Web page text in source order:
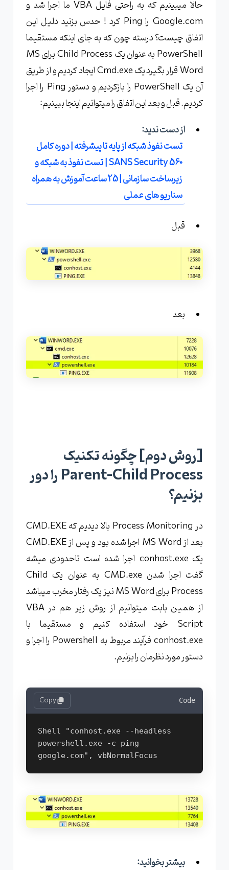
حالا میبینیم که به راحتی فایل VBA ما اجرا شد و
Google.com را Ping کرد ! حدس بزنید دلیل این
اتفاق چیست؟ درسته چون که به جای اینکه مستقیما
PowerShell به عنوان یک Child Process برای MS
Word قرار بگیرد یک Cmd.exe ایجاد کردیم و از طریق
آن یک PowerShell را بازکردیم و دستور Ping را اجرا
کردیم. قبل و بعد این اتفاق را میتوانیم اینجا ببینیم:
از دست ندید:
تست نفوذ شبکه از پایه تا پیشرفته | دوره کامل
SANS Security 560 | تست نفوذ به شبکه و
زیرساخت سازمانی | 25 ساعت آموزش به همراه
سناریو های عملی
قبل
بعد
[روش دوم] چگونه تکنیک
Parent-Child Process را دور
بزنیم؟
در Process Monitoring بالا دیدیم که CMD.EXE
بعد از MS Word اجرا شده بود و پس از CMD.EXE
یک‌ conhost.exe اجرا شده است تاحدودی میشه
گفت اجرا شدن CMD.exe به عنوان یک Child
Process برای MS Word نیز یک رفتار مخرب میباشد
از همین بابت میتوانیم از روش زیر هم در VBA
Script خود استفاده کنیم و مستقیما با
conhost.exe فرآیند مربوط به Powershell را اجرا و
دستور مورد نظرمان را بزنیم.
Code
Copy
Shell "conhost.exe --headless
powershell.exe -c ping
google.com", vbNormalFocus
بیشتر بخوانید: